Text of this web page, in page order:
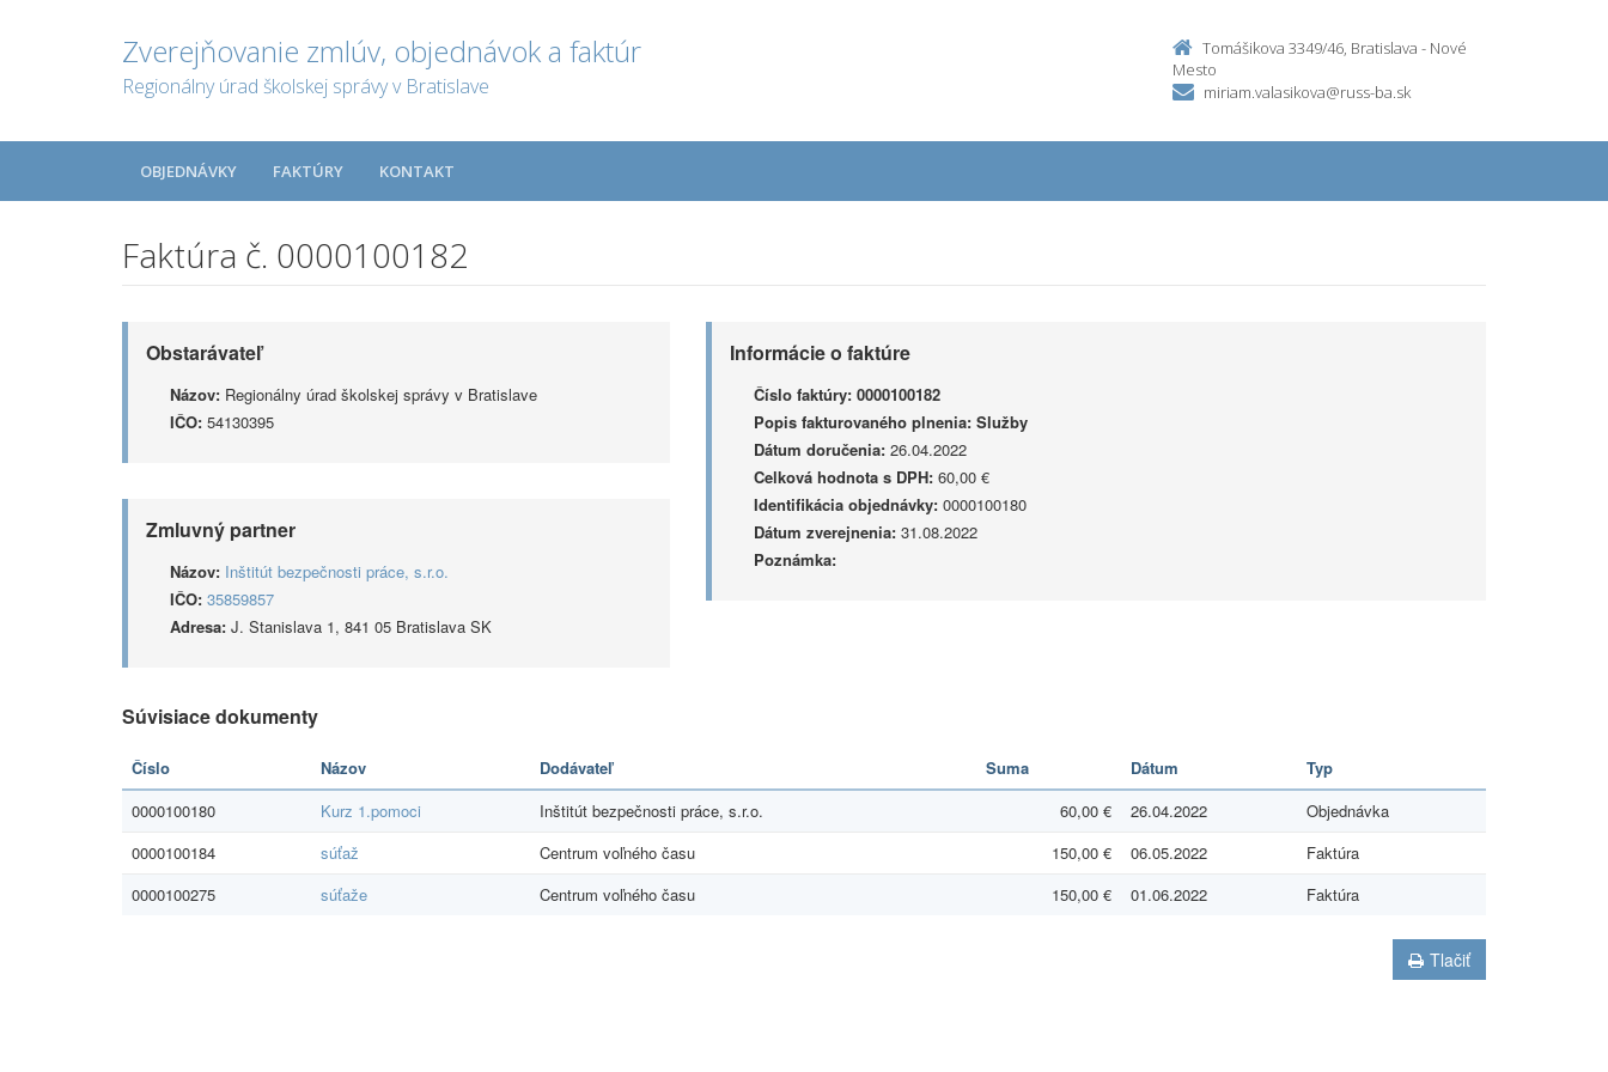
Zverejňovanie zmlúv, objednávok a faktúr
Regionálny úrad školskej správy v Bratislave
Tomášikova 3349/46, Bratislava - Nové
Mesto
miriam.valasikova@russ-ba.sk
OBJEDNÁVKY FAKTÚRY KONTAKT
Faktúra č. 0000100182
Obstarávateľ
Názov: Regionálny úrad školskej správy v Bratislave
IČO: 54130395
Zmluvný partner
Názov: Inštitút bezpečnosti práce, s.r.o.
IČO: 35859857
Adresa: J. Stanislava 1, 841 05 Bratislava SK
Informácie o faktúre
Číslo faktúry: 0000100182
Popis fakturovaného plnenia: Služby
Dátum doručenia:26.04.2022
Celková hodnota s DPH:60,00 €
Identifikácia objednávky:0000100180
Dátum zverejnenia:31.08.2022
Poznámka:
Súvisiace dokumenty
Číslo Názov Dodávateľ Suma Dátum
Typ
0000100180
Kurz 1.pomoci Inštitút bezpečnosti práce, s.r.o. 60,00 € 26.04.2022
Objednávka
0000100184
súťaž Centrum voľného času 150,00 € 06.05.2022
Faktúra
0000100275
súťaže Centrum voľného času 150,00 € 01.06.2022 Faktúra
Tlačiť